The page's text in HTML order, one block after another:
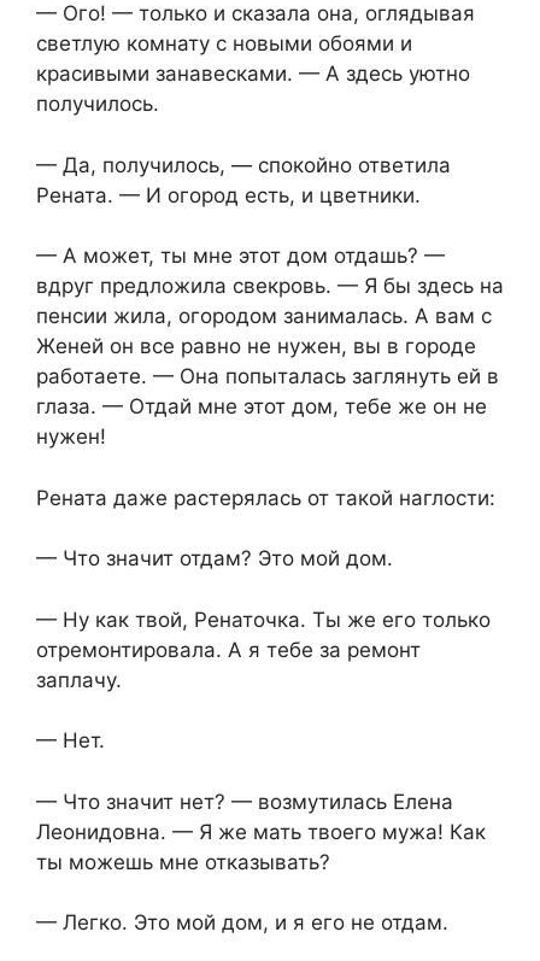
— Ого! — только и сказала она, оглядывая
светлую комнату с новыми обоями и
красивыми занавесками. — А здесь уютно
получилось.
— Да, получилось, — спокойно ответила
Рената. — И огород есть, и цветники.
— А может, ты мне этот дом отдашь? —
вдруг предложила свекровь. — Я бы здесь на
пенсии жила, огородом занималась. А вам с
Женей он все равно не нужен, вы в городе
работаете. — Она попыталась заглянуть ей в
глаза. — Отдай мне этот дом, тебе же он не
нужен!
Рената даже растерялась от такой наглости:
— Что значит отдам? Это мой дом.
— Ну как твой, Ренаточка. Ты же его только
отремонтировала. А я тебе за ремонт
заплачу.
— Нет.
— Что значит нет? — возмутилась Елена
Леонидовна. — Я же мать твоего мужа! Как
ты можешь мне отказывать?
— Легко. Это мой дом, и я его не отдам.